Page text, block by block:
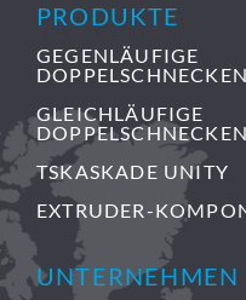
PRODUKTE
GEGENLÄUFIGE
GLEICHLÄUFIGE
TSKASKADE UNITY
EXTRUDER-
UNTERNEHMEN